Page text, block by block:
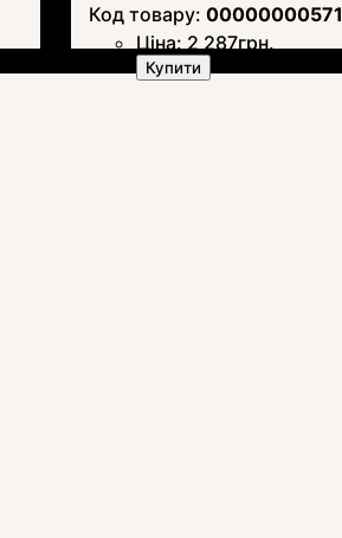
00000000571
Ціна: 2 287грн.
Купити